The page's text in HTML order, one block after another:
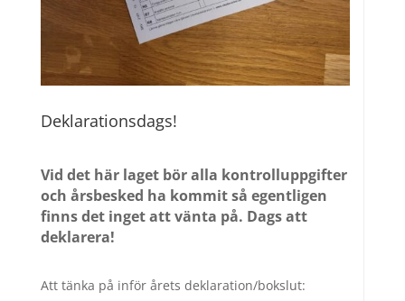
Deklarationsdags!
Vid det här laget bör alla kontrolluppgifter
och årsbesked ha kommit så egentligen
finns det inget att vänta på. Dags att
deklarera!
Att tänka på inför årets deklaration/bokslut: